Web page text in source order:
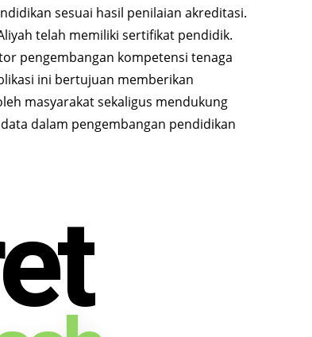
sesuai hasil penilaian akreditasi.
telah memiliki sertifikat pendidik.
pengembangan kompetensi tenaga
ini bertujuan memberikan
masyarakat sekaligus mendukung
dalam pengembangan pendidikan